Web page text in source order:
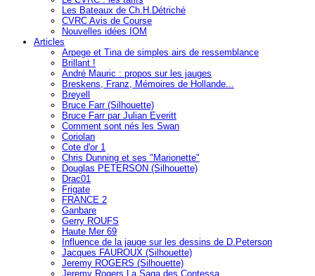
Les Bateaux de Ch.H.Détriché
CVRC Avis de Course
Nouvelles idées IOM
Articles
Arpege et Tina de simples airs de ressemblance
Brillant !
André Mauric : propos sur les jauges
Breskens, Franz, Mémoires de Hollande...
Breyell
Bruce Farr (Silhouette)
Bruce Farr par Julian Everitt
Comment sont nés les Swan
Coriolan
Cote d'or 1
Chris Dunning et ses "Marionette"
Douglas PETERSON (Silhouette)
Drac01
Frigate
FRANCE 2
Ganbare
Gerry ROUFS
Haute Mer 69
Influence de la jauge sur les dessins de D.Peterson
Jacques FAUROUX (Silhouette)
Jeremy ROGERS (Silhouette)
Jeremy Rogers La Saga des Contessa